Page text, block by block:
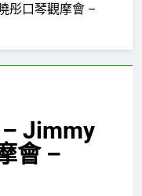
彤口琴觀摩會 –
Jimmy
會 –